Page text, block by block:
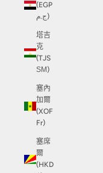
(EGP
ج.م)
塔吉
克
(TJS
ЅМ)
塞內
加爾
(XOF
Fr)
塞席
爾
(HKD